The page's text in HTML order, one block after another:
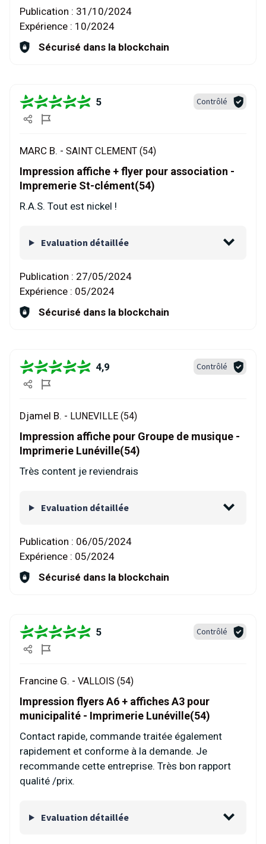
Publication : 31/10/2024
Expérience : 10/2024
Sécurisé dans la blockchain
5 Contrôlé
MARC B. - SAINT CLEMENT (54)
Impression affiche + flyer pour association -
Impremerie St-clément(54)
R.A.S. Tout est nickel !
Evaluation détaillée
Publication : 27/05/2024
Expérience : 05/2024
Sécurisé dans la blockchain
4,9 Contrôlé
Djamel B. - LUNEVILLE (54)
Impression affiche pour Groupe de musique -
Imprimerie Lunéville(54)
Très content je reviendrais
Evaluation détaillée
Publication : 06/05/2024
Expérience : 05/2024
Sécurisé dans la blockchain
5 Contrôlé
Francine G. - VALLOIS (54)
Impression flyers A6 + affiches A3 pour
municipalité - Imprimerie Lunéville(54)
Contact rapide, commande traitée également
rapidement et conforme à la demande. Je
recommande cette entreprise. Très bon rapport
qualité /prix.
Evaluation détaillée